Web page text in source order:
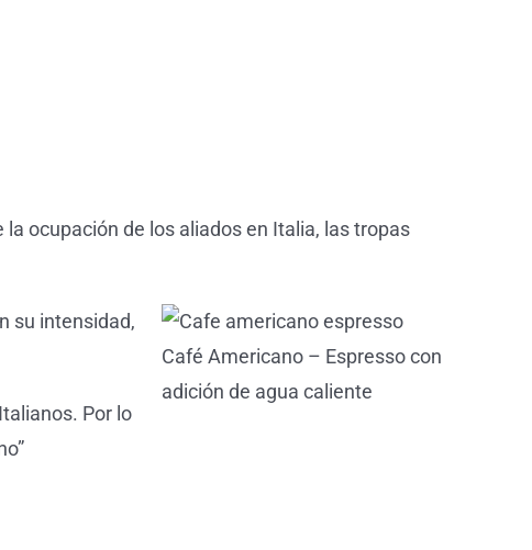
ocupación de los aliados en Italia, las tropas
Café Americano – Espresso con
adición de agua caliente
su intensidad,
Por lo